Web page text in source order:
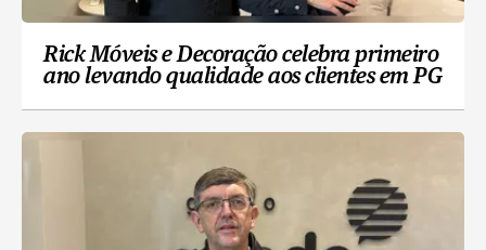
Rick Móveis e Decoração celebra primeiro
ano levando qualidade aos clientes em PG